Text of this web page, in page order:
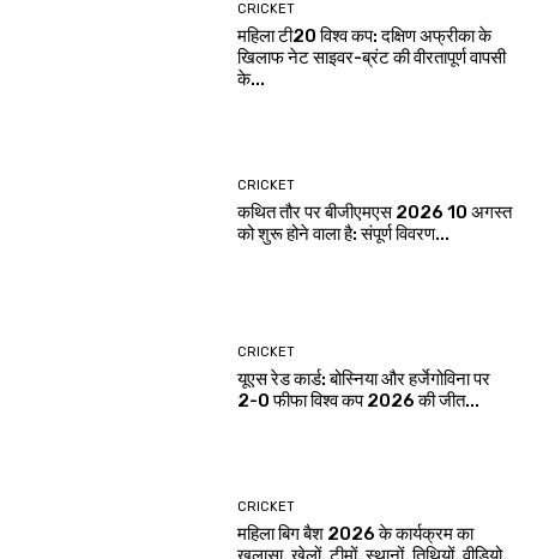
CRICKET
महिला टी20 विश्व कप: दक्षिण अफ्रीका के
खिलाफ नेट साइवर-ब्रंट की वीरतापूर्ण वापसी
के...
CRICKET
कथित तौर पर बीजीएमएस 2026 10 अगस्त
को शुरू होने वाला है: संपूर्ण विवरण...
CRICKET
यूएस रेड कार्ड: बोस्निया और हर्जेगोविना पर
2-0 फीफा विश्व कप 2026 की जीत...
CRICKET
महिला बिग बैश 2026 के कार्यक्रम का